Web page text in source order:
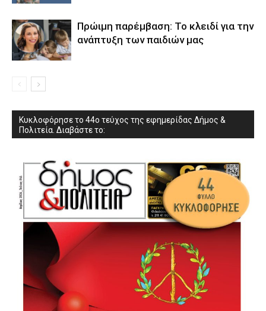
Πρώιμη παρέμβαση: Το κλειδί για την
ανάπτυξη των παιδιών µας
Κυκλοφόρησε το 44ο τεύχος της εφημερίδας Δήμος &
Πολιτεία. Διαβάστε το: